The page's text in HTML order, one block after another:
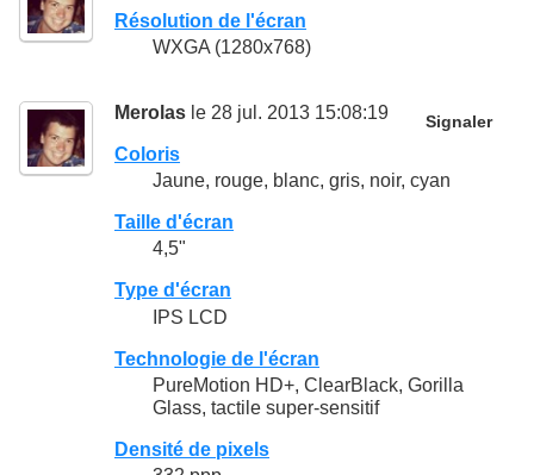
Résolution de l'écran
WXGA (1280x768)
Merolas le 28 jul. 2013 15:08:19 Signaler
Coloris
Jaune, rouge, blanc, gris, noir, cyan
Taille d'écran
4,5"
Type d'écran
IPS LCD
Technologie de l'écran
PureMotion HD+, ClearBlack, Gorilla
Glass, tactile super-sensitif
Densité de pixels